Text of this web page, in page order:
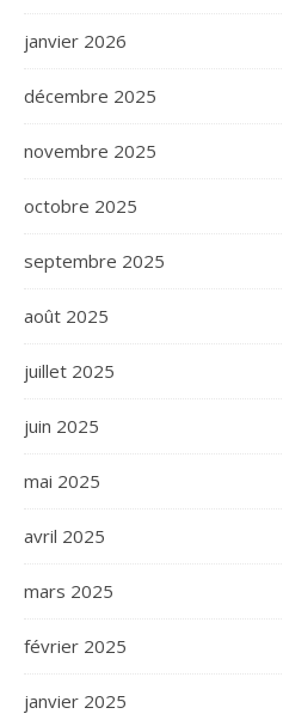
janvier 2026
décembre 2025
novembre 2025
octobre 2025
septembre 2025
août 2025
juillet 2025
juin 2025
mai 2025
avril 2025
mars 2025
février 2025
janvier 2025